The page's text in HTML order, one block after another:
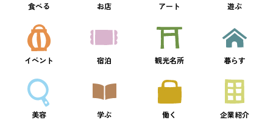
食べる お店 アート 遊ぶ
イベント 宿泊 観光名所 暮らす
美容 学ぶ 働く 企業紹介